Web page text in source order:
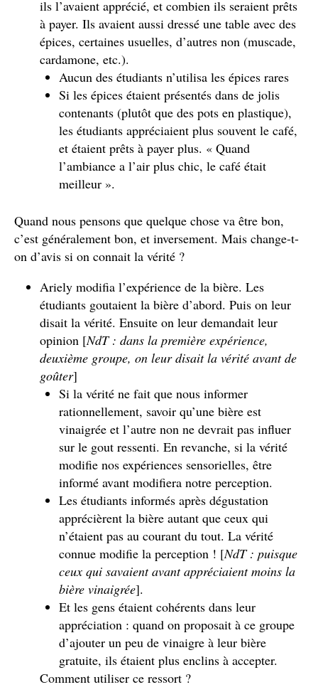
ils l’avaient apprécié, et combien ils seraient prêts
à payer. Ils avaient aussi dressé une table avec des
épices, certaines usuelles, d’autres non (muscade,
cardamone, etc.).
Aucun des étudiants n’utilisa les épices rares
Si les épices étaient présentés dans de jolis
contenants (plutôt que des pots en plastique),
les étudiants appréciaient plus souvent le café,
et étaient prêts à payer plus. « Quand
l’ambiance a l’air plus chic, le café était
meilleur ».
Quand nous pensons que quelque chose va être bon,
c’est généralement bon, et inversement. Mais change-t-
on d’avis si on connait la vérité ?
Ariely modifia l’expérience de la bière. Les
étudiants goutaient la bière d’abord. Puis on leur
disait la vérité. Ensuite on leur demandait leur
opinion [NdT : dans la première expérience,
deuxième groupe, on leur disait la vérité avant de
goûter]
Si la vérité ne fait que nous informer
rationnellement, savoir qu’une bière est
vinaigrée et l’autre non ne devrait pas influer
sur le gout ressenti. En revanche, si la vérité
modifie nos expériences sensorielles, être
informé avant modifiera notre perception.
Les étudiants informés après dégustation
apprécièrent la bière autant que ceux qui
n’étaient pas au courant du tout. La vérité
connue modifie la perception ! [NdT : puisque
ceux qui savaient avant appréciaient moins la
bière vinaigrée].
Et les gens étaient cohérents dans leur
appréciation : quand on proposait à ce groupe
d’ajouter un peu de vinaigre à leur bière
gratuite, ils étaient plus enclins à accepter.
Comment utiliser ce ressort ?